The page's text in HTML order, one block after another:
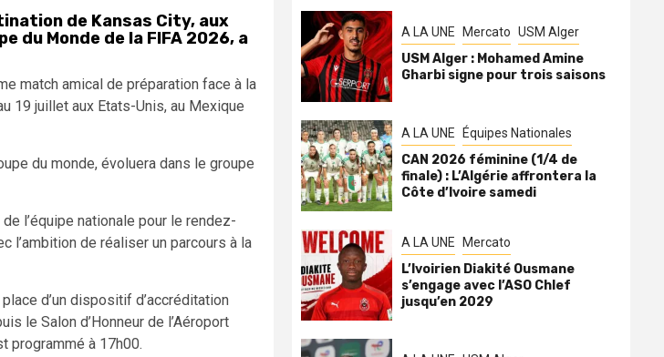
de Kansas City, aux
du Monde de la FIFA 2026, a
match amical de préparation face à la
19 juillet aux Etats-Unis, au Mexique
du monde, évoluera dans le groupe
l’équipe nationale pour le rendez-
l’ambition de réaliser un parcours à la
d’un dispositif d’accréditation
le Salon d’Honneur de l’Aéroport
programmé à 17h00.
A LA UNE Mercato USM Alger
USM Alger : Mohamed Amine
Gharbi signe pour trois saisons
A LA UNE Équipes Nationales
CAN 2026 féminine (1/4 de
finale) : L’Algérie affrontera la
Côte d’Ivoire samedi
A LA UNE Mercato
L’Ivoirien Diakité Ousmane
s’engage avec l’ASO Chlef
jusqu’en 2029